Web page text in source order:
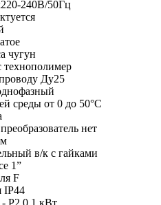
240В/50Гц
чугун
технополимер
Ду25
среды от 0 до 50°C
нет
в/к с гайками
1”
F
IP44